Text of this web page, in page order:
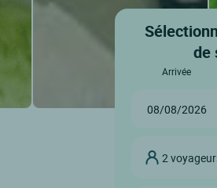
de
arrivée
2